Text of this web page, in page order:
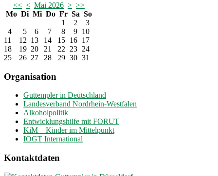
<< < Mai 2026 > >>
Mo Di Mi Do Fr Sa So
1
2
3
4
5 6 7 8 9 10
11
12 13 14 15 16 17
18
19 20 21 22 23 24
25
26 27 28 29 30 31
Organisation
Guttempler in Deutschland
Landesverband Nordrhein-Westfalen
Alkoholpolitik
Entwicklungshilfe mit FORUT
KiM – Kinder im Mittelpunkt
IOGT International
Kontaktdaten